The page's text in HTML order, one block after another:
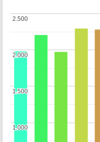
1.000
1.000
1.500
1.500
2.000
2.000
2.500
2.500